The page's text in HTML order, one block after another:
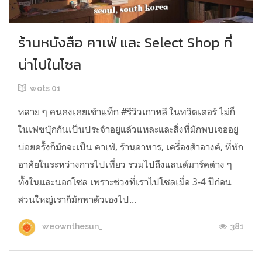
ร้านหนังสือ คาเฟ่ และ Select Shop ที่
น่าไปในโซล
wots 01
หลาย ๆ คนคงเคยเข้าแท็ก #รีวิวเกาหลี ในทวิตเตอร์ ไม่ก็
ในเฟซบุ๊กกันเป็นประจำอยู่แล้วแหละและสิ่งที่มักพบเจออยู่
บ่อยครั้งก็มักจะเป็น คาเฟ่, ร้านอาหาร, เครื่องสำอางค์, ที่พัก
อาศัยในระหว่างการไปเที่ยว รวมไปถึงแลนด์มาร์คต่าง ๆ
ทั้งในและนอกโซล เพราะช่วงที่เราไปโซลเมื่อ 3-4 ปีก่อน
ส่วนใหญ่เราก็มักพาตัวเองไป...
weownthesun_ 381